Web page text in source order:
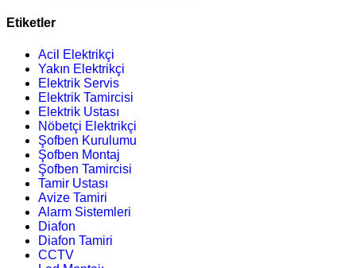
Etiketler
Acil Elektrikçi
Yakın Elektrikçi
Elektrik Servis
Elektrik Tamircisi
Elektrik Ustası
Nöbetçi Elektrikçi
Şofben Kurulumu
Şofben Montaj
Şofben Tamircisi
Tamir Ustası
Avize Tamiri
Alarm Sistemleri
Diafon
Diafon Tamiri
CCTV